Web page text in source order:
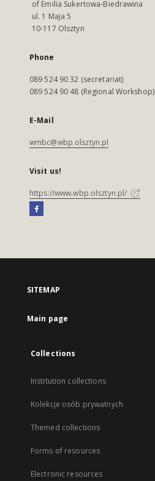
of Emilia Sukertowa-Biedrawina
ul. 1 Maja 5
10-117 Olsztyn
Phone
089 524 90 32 (secretariat)
089 524 90 48 (Regional Workshop)
E-Mail
wmbc@wbp.olsztyn.pl
Visit us!
https://www.wbp.olsztyn.pl/
SITEMAP
Main page
Collections
Institution collections
Kolekcje osób prywatnych
Themed collections
Forms of resources
Electronic resources